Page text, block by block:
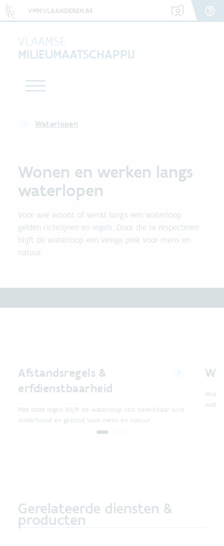
VMM.VLAANDEREN.BE
VLAAMSE
MILIEUMAATSCHAPPIJ
Waterlopen
Wonen en werken langs
waterlopen
Voor wie woont of werkt langs een waterloop
gelden richtlijnen en regels. Door die te respecteren
blijft de waterloop een veilige plek voor mens en
natuur.
Afstandsregels &
erfdienstbaarheid
Met deze regels blijft de waterloop vlot bereikbaar voor
onderhoud en gezond voor mens en natuur.
Wie
Gerelateerde diensten &
producten